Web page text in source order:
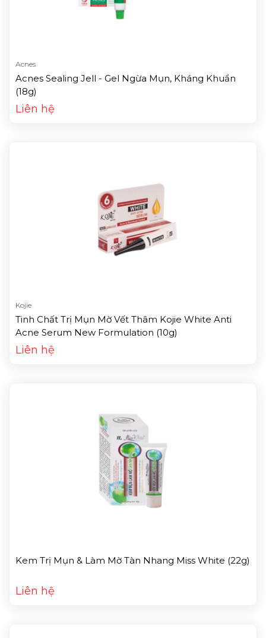
Acnes
Acnes Sealing Jell - Gel Ngừa Mụn, Kháng Khuẩn
(18g)
Liên hệ
Kojie
Tinh Chất Trị Mụn Mờ Vết Thâm Kojie White Anti
Acne Serum New Formulation (10g)
Liên hệ
Kem Trị Mụn & Làm Mờ Tàn Nhang Miss White (22g)
Liên hệ